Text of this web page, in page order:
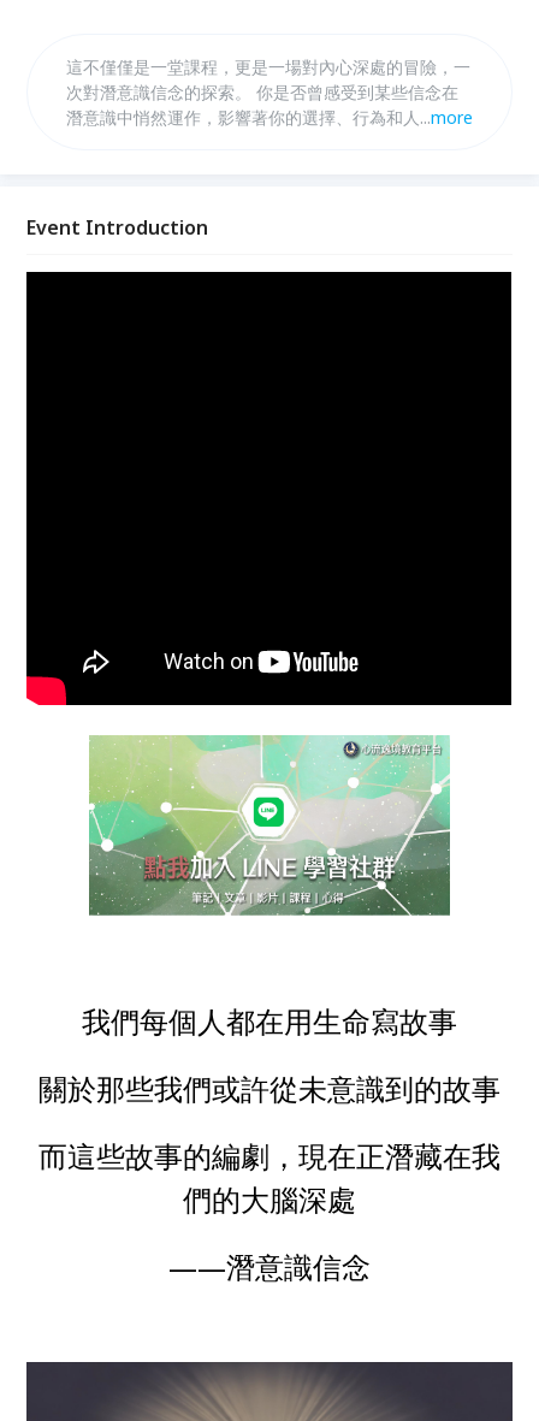
這不僅僅是一堂課程，更是一場對內心深處的冒險，一
次對潛意識信念的探索。 你是否曾感受到某些信念在
潛意識中悄然運作，影響著你的選擇、行為和人生方
...more
Event Introduction
我們每個人都在用生命寫故事
關於那些我們或許從未意識到的故事
而這些故事的編劇，現在正潛藏在我
們的大腦深處
——潛意識信念